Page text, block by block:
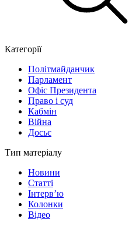
Категорії
Політмайданчик
Парламент
Офіс Президента
Право і суд
Кабмін
Війна
Досьє
Тип матеріалу
Новини
Статті
Інтерв’ю
Колонки
Відео